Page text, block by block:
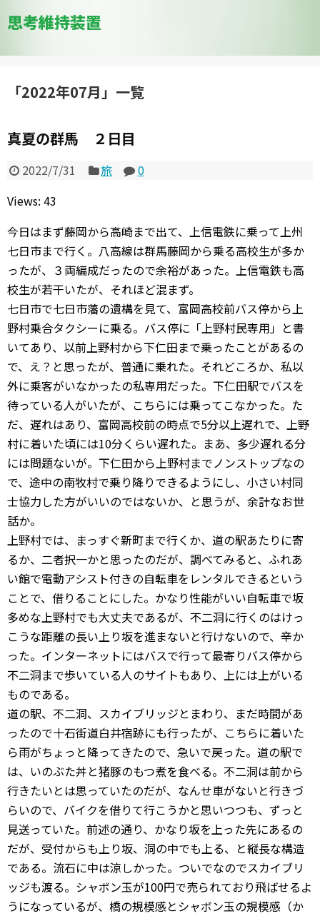
思考維持装置
「2022年07月」 一覧
真夏の群馬 ２日目
2022/7/31 旅
0
Views: 43
今日はまず藤岡から高崎まで出て、上信電鉄に乗って上州
七日市まで行く。八高線は群馬藤岡から乗る高校生が多か
ったが、３両編成だったので余裕があった。上信電鉄も高
校生が若干いたが、それほど混まず。
七日市で七日市藩の遺構を見て、富岡高校前バス停から上
野村乗合タクシーに乗る。バス停に「上野村民専用」と書
いてあり、以前上野村から下仁田まで乗ったことがあるの
で、え？と思ったが、普通に乗れた。それどころか、私以
外に乗客がいなかったの私専用だった。下仁田駅でバスを
待っている人がいたが、こちらには乗ってこなかった。た
だ、遅れはあり、富岡高校前の時点で5分以上遅れで、上野
村に着いた頃には10分くらい遅れた。まあ、多少遅れる分
には問題ないが。下仁田から上野村までノンストップなの
で、途中の南牧村で乗り降りできるようにし、小さい村同
士協力した方がいいのではないか、と思うが、余計なお世
話か。
上野村では、まっすぐ新町まで行くか、道の駅あたりに寄
るか、二者択一かと思ったのだが、調べてみると、ふれあ
い館で電動アシスト付きの自転車をレンタルできるという
ことで、借りることにした。かなり性能がいい自転車で坂
多めな上野村でも大丈夫であるが、不二洞に行くのはけっ
こうな距離の長い上り坂を進まないと行けないので、辛か
った。インターネットにはバスで行って最寄りバス停から
不二洞まで歩いている人のサイトもあり、上には上がいる
ものである。
道の駅、不二洞、スカイブリッジとまわり、まだ時間があ
ったので十石街道白井宿跡にも行ったが、こちらに着いた
ら雨がちょっと降ってきたので、急いで戻った。道の駅で
は、いのぶた丼と猪豚のもつ煮を食べる。不二洞は前から
行きたいとは思っていたのだが、なんせ車がないと行きづ
らいので、バイクを借りて行こうかと思いつつも、ずっと
見送っていた。前述の通り、かなり坂を上った先にあるの
だが、受付からも上り坂、洞の中でも上る、と縦長な構造
である。流石に中は涼しかった。ついでなのでスカイブリ
ッジも渡る。シャボン玉が100円で売られており飛ばせるよ
うになっているが、橋の規模感とシャボン玉の規模感（か